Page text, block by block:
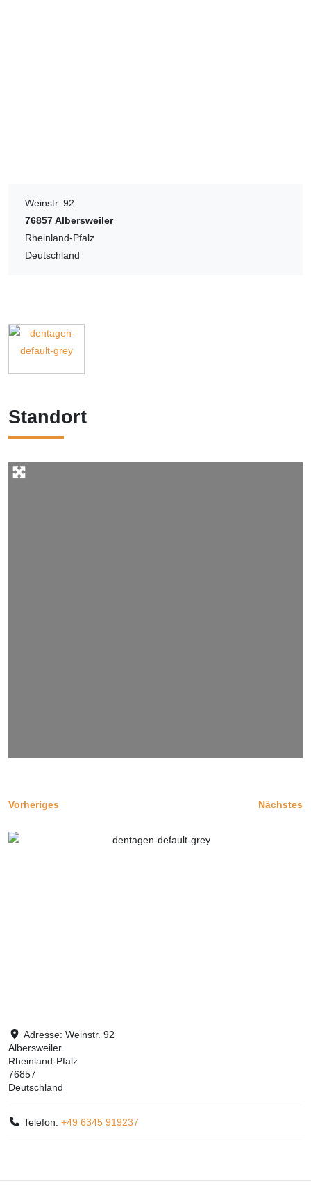
Weinstr. 92
76857Albersweiler
Rheinland-Pfalz
Deutschland
Standort
Vorheriges Nächstes
Adresse:Weinstr. 92
Albersweiler
Rheinland-Pfalz
76857
Deutschland
Telefon:+49 6345 919237